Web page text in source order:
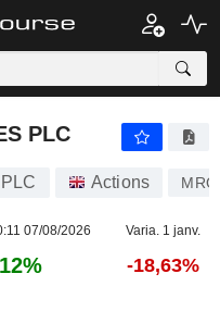
PLC
Actions MRO
07/08/2026 Varia. 1 janv.
-18,63%